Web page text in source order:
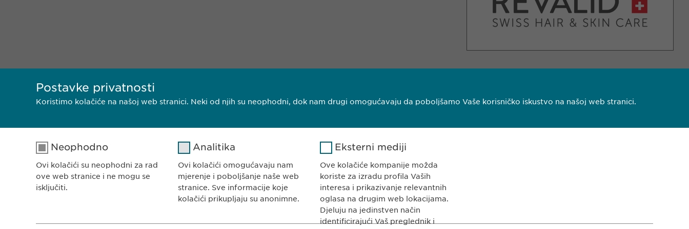
EWOPHARMA BOSNA I HERCEGOVINA
Ewopharma d.o.o. Sarajevo
Rajlovačka cesta 23
71000 Sarajevo
Bosna i Hercegovina
KONTAKT
Tel. +387 33 592 140
E-Mail:info@
Postavke privatnosti
Koristimo kolačiće na našoj web stranici. Neki od njih su neophodni, dok nam drugi omogućavaju da poboljšamo Vaše korisničko iskustvo na našoj web stranici.
Neophodno
Ovi kolačići su neophodni za rad
ove web stranice i ne mogu se
isključiti.
Analitika
Ovi kolačići omogućavaju nam
mjerenje i poboljšanje naše web
stranice. Sve informacije koje
kolačići prikupljaju su anonimne.
Eksterni mediji
Ove kolačiće kompanije možda
koriste za izradu profila Vaših
interesa i prikazivanje relevantnih
oglasa na drugim web lokacijama.
Djeluju na jedinstven način
identificirajući Vaš preglednik i